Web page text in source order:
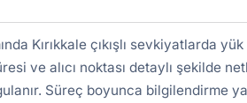
Kırıkkale çıkışlı sevkiyatlarda
ve alıcı noktası detaylı şekilde
Süreç boyunca bilgilendirme